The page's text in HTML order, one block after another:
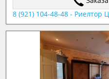
8 (921) 104-48-48 - Риелтор